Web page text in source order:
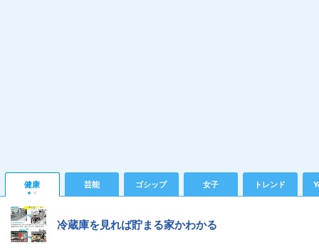
健康 芸能 ゴシップ 女子 トレンド
冷蔵庫を見れば貯まる家かわかる